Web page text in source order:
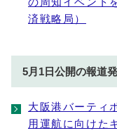
の周知イベント
済戦略局）
5月1日公開の報道
大阪港バーティ
用運航に向けた